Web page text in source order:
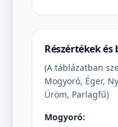
Részértékek és
(A táblázatban
Mogyoró, Éger,
Üröm, Parlagfű)
Mogyoró: